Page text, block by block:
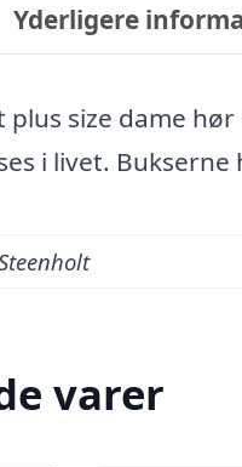
Yderligere
size dame
i livet. Bukserne
varer